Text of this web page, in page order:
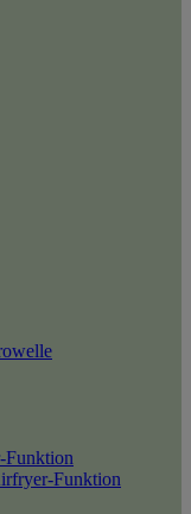
Funktion